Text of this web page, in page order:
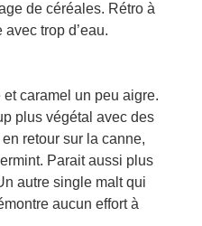
de céréales. Rétro à
trop d’eau.
caramel un peu aigre.
plus végétal avec des
retour sur la canne,
Parait aussi plus
autre single malt qui
aucun effort à